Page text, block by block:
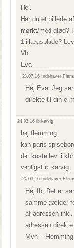
Hej.
Har du et billede
mørkt/med glød?
1tillægsplade?
Vh
Eva
23.07.16 Indehaver
Hej Eva, Jeg
direkte til din e-
24.03.16ib karvig
hej flemming
kan paris
det koste lev. i
venligst ib karvig
24.03.16 Indehaver
Hej Ib, Det er
samme gælder
af adressen
adressen
Mvh – Flemming